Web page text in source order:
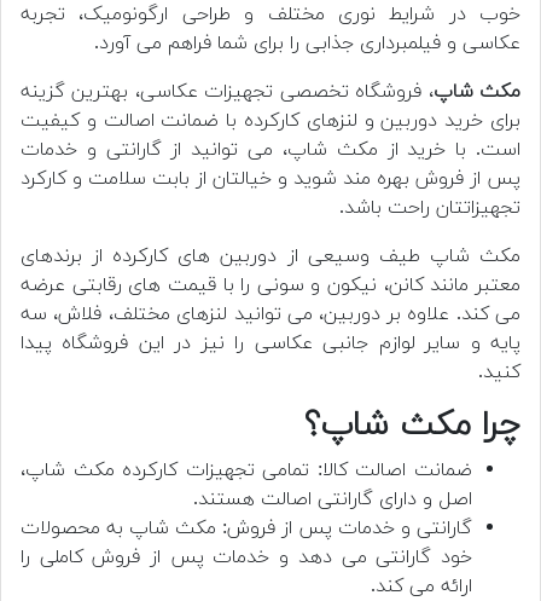
خوب در شرایط نوری مختلف و طراحی ارگونومیک، تجربه
عکاسی و فیلمبرداری جذابی را برای شما فراهم می آورد.
مکث شاپ، فروشگاه تخصصی تجهیزات عکاسی، بهترین گزینه
برای خرید دوربین و لنزهای کارکرده با ضمانت اصالت و کیفیت
است. با خرید از مکث شاپ، می توانید از گارانتی و خدمات
پس از فروش بهره مند شوید و خیالتان از بابت سلامت و کارکرد
تجهیزاتتان راحت باشد.
مکث شاپ طیف وسیعی از دوربین های کارکرده از برندهای
معتبر مانند کانن، نیکون و سونی را با قیمت های رقابتی عرضه
می کند. علاوه بر دوربین، می توانید لنزهای مختلف، فلاش، سه
پایه و سایر لوازم جانبی عکاسی را نیز در این فروشگاه پیدا
کنید.
چرا مکث شاپ؟
ضمانت اصالت کالا: تمامی تجهیزات کارکرده مکث شاپ،
اصل و دارای گارانتی اصالت هستند.
گارانتی و خدمات پس از فروش: مکث شاپ به محصولات
خود گارانتی می دهد و خدمات پس از فروش کاملی را
ارائه می کند.